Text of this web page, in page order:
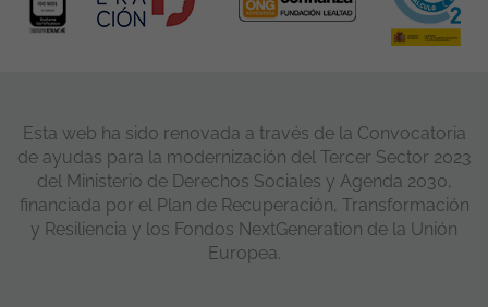
Esta web ha sido renovada a través de la Convocatoria
de ayudas para la modernización del Tercer Sector 2023
del Ministerio de Derechos Sociales y Agenda 2030,
financiada por el Plan de Recuperación, Transformación
y Resiliencia y los Fondos NextGeneration de la Unión
Europea.